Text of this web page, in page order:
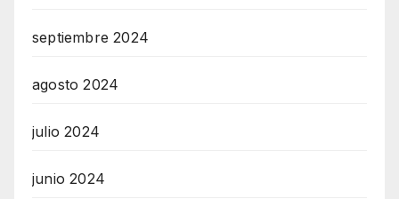
septiembre 2024
agosto 2024
julio 2024
junio 2024